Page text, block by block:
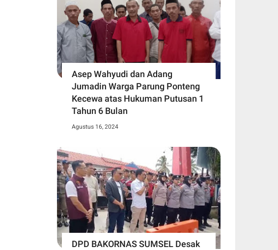
Asep Wahyudi dan Adang
Jumadin Warga Parung Ponteng
Kecewa atas Hukuman Putusan 1
Tahun 6 Bulan
Agustus 16, 2024
DPD BAKORNAS SUMSEL Desak